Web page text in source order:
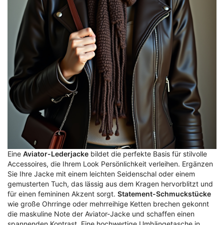
Eine Aviator-Lederjacke bildet die perfekte Basis für stilvolle
Accessoires, die Ihrem Look Persönlichkeit verleihen. Ergänzen
Sie Ihre Jacke mit einem leichten Seidenschal oder einem
gemusterten Tuch, das lässig aus dem Kragen hervorblitzt und
für einen femininen Akzent sorgt. Statement-Schmuckstücke
wie große Ohrringe oder mehrreihige Ketten brechen gekonnt
die maskuline Note der Aviator-Jacke und schaffen einen